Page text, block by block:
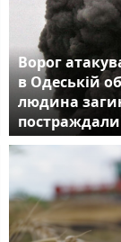
Ворог
в Одеській
людина
постраждали